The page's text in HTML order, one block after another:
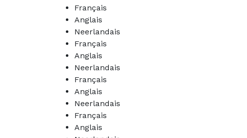
Français
Anglais
Neerlandais
Français
Anglais
Neerlandais
Français
Anglais
Neerlandais
Français
Anglais